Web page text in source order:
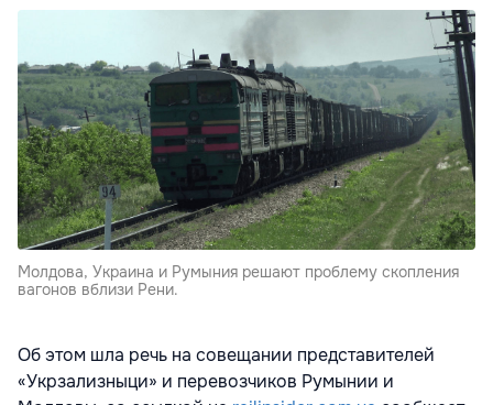
Молдова, Украина и Румыния решают проблему скопления
вагонов вблизи Рени.
Об этом шла речь на совещании представителей
«Укрзализныци» и перевозчиков Румынии и